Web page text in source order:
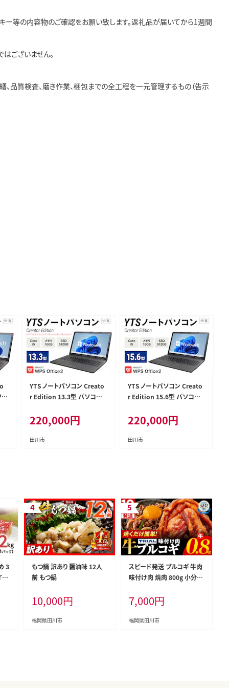
ー等の内容物のご確認をお願い致します。返礼品が届いてから1週間
ございません。
品質検査、磨き作業、梱包までの全工程を一元管理するもの（告示
YTS ノートパソコン Creato
r Edition 13.3型 パソコン
カスタム Windows11 WPS
Office メモリ 16GB SSD 51
2GB Core i5
220,000円
田川市
YTS ノートパソコン Creato
r Edition 15.6型 パソコン
カスタム Windows11 WPS
Office メモリ 16GB SSD 51
2GB Core i5
220,000円
田川市
3
チ
もつ鍋 訳あり 醤油味 12人
前 もつ鍋
10,000円
福岡県田川市
スピード発送 プルコギ 牛肉
味付け肉 焼肉 800g 小分け
付 惣菜 おかず 簡単調理 時
短 どなたでも食べられる お
弁当 焼くだけ 大容量 最短1
7,000円
福岡県田川市